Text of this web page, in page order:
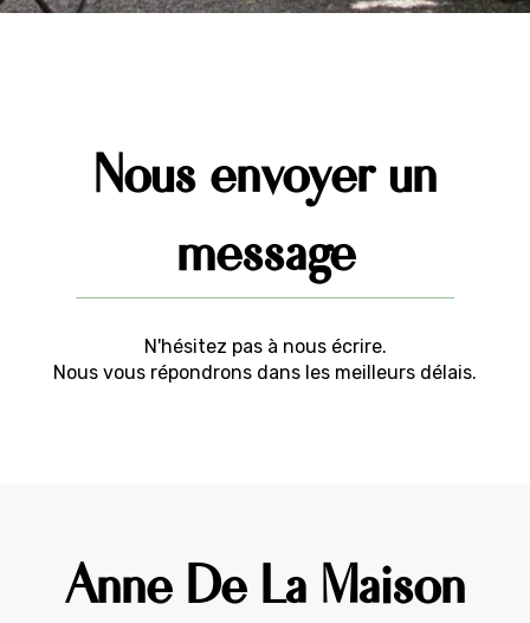
Nous envoyer un
message
N'hésitez pas à nous écrire.
Nous vous répondrons dans les meilleurs délais.
Anne De La Maison